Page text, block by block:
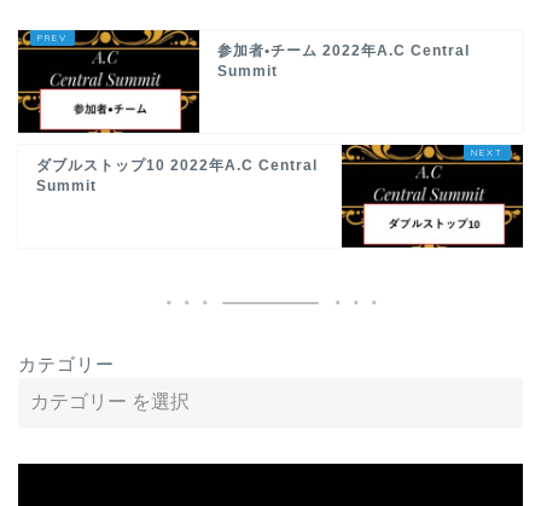
参加者•チーム 2022年A.C Central
Summit
ダブルストップ10 2022年A.C Central
Summit
カテゴリー